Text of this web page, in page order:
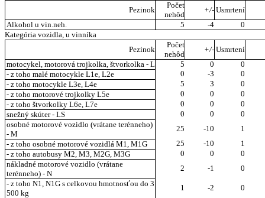
Pezinok
Počet
nehôd
+/- Usmrtení
Alkohol u vin.neh.
5 -4
0
Kategória vozidla, u vinníka
Pezinok
Počet
nehôd
+/- Usmrtení
motocykel, motorová trojkolka, štvorkolka - L
5 0
0
- z toho malé motocykle L1e, L2e
0 -3
0
- z toho motocykle L3e, L4e
5 3
0
- z toho motorové trojkolky L5e
0 0
0
- z toho štvorkolky L6e, L7e
0 0
0
snežný skúter - LS
0 0
0
osobné motorové vozidlo (vrátane terénneho)
- M
25 -10
1
- z toho osobné motorové vozidlá M1, M1G
25 -10
1
- z toho autobusy M2, M3, M2G, M3G
0 0
0
nákladné motorové vozidlo (vrátane
terénneho) - N
2 -1
0
- z toho N1, N1G s celkovou hmotnosťou do 3
500 kg
1 -2
0